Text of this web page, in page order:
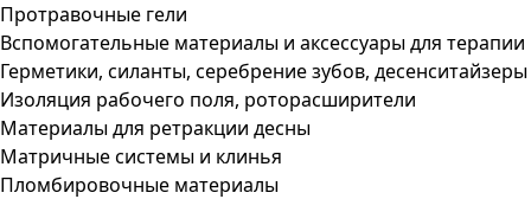
Протравочные гели
Вспомогательные материалы и аксессуары для терапии
Герметики, силанты, серебрение зубов, десенситайзеры
Изоляция рабочего поля, роторасширители
Материалы для ретракции десны
Матричные системы и клинья
Пломбировочные материалы